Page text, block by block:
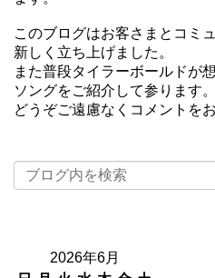
このブログはお客さまとコミ
新しく立ち上げました。
また普段タイラーボールドが
ソングをご紹介して参ります。
どうぞご遠慮なくコメントを
2026年6月